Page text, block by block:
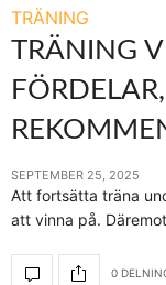
TRÄNING
TRÄNING
SEPTEMBER 25, 2025
Att fortsätta träna
att vinna på.
0